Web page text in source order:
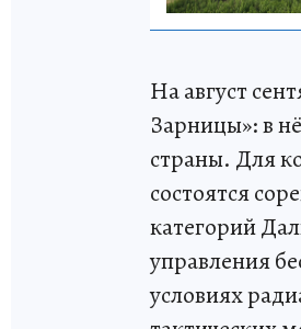
На август
Зарницы»: в
страны. Для
состоятся
категорий
управления
условиях